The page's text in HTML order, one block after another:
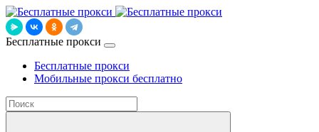
Бесплатные прокси
Бесплатные прокси
Мобильные прокси бесплатно